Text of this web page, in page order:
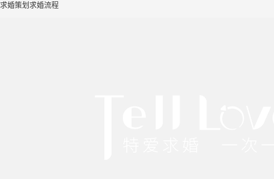
求婚策划求婚流程